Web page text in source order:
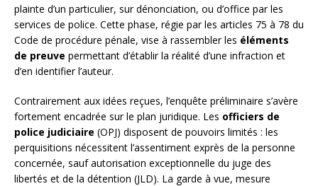
plainte d’un particulier, sur dénonciation, ou d’office par les
services de police. Cette phase, régie par les articles 75 à 78 du
Code de procédure pénale, vise à rassembler les éléments
de preuve permettant d’établir la réalité d’une infraction et
d’en identifier l’auteur.
Contrairement aux idées reçues, l’enquête préliminaire s’avère
fortement encadrée sur le plan juridique. Les officiers de
police judiciaire (OPJ) disposent de pouvoirs limités : les
perquisitions nécessitent l’assentiment exprès de la personne
concernée, sauf autorisation exceptionnelle du juge des
libertés et de la détention (JLD). La garde à vue, mesure